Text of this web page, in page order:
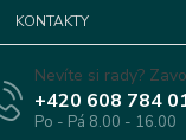
KONTAKTY
Nevíte si rady?
+420 608 784
Po - Pá 8.00 - 16.00